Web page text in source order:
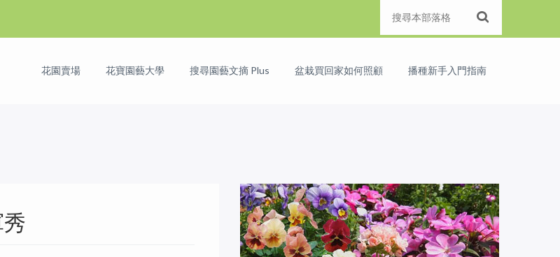
花園賣場 花寶園藝大學 搜尋園藝文摘 Plus 盆栽買回家如何照顧 播種新手入門指南